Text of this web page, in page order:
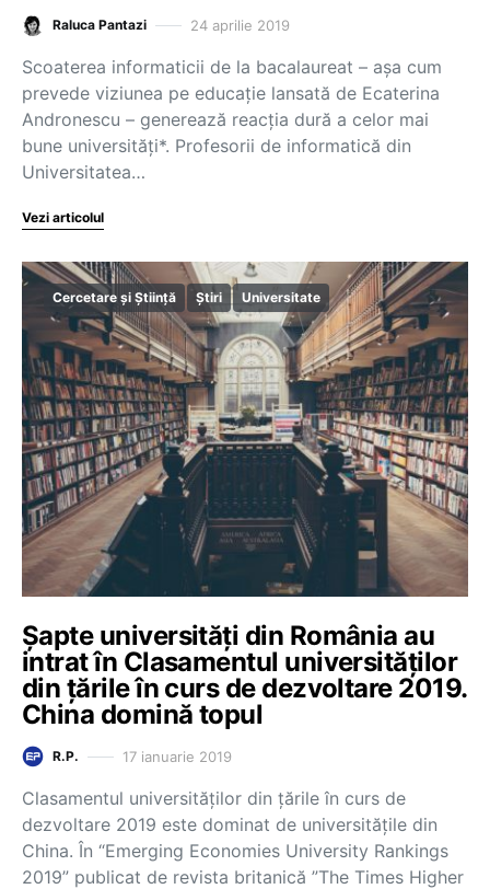
Raluca Pantazi 24 aprilie 2019
Scoaterea informaticii de la bacalaureat – așa cum
prevede viziunea pe educație lansată de Ecaterina
Andronescu – generează reacția dură a celor mai
bune universități*. Profesorii de informatică din
Universitatea…
Vezi articolul
Cercetare și Știință Știri Universitate
Șapte universități din România au
intrat în Clasamentul universităților
din țările în curs de dezvoltare 2019.
China domină topul
R.P. 17 ianuarie 2019
Clasamentul universităților din țările în curs de
dezvoltare 2019 este dominat de universitățile din
China. În “Emerging Economies University Rankings
2019” publicat de revista britanică ”The Times Higher